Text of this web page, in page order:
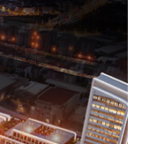
قبرس